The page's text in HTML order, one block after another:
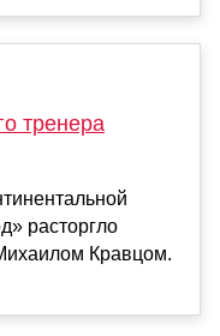
тренера
расторгло
Кравцом.